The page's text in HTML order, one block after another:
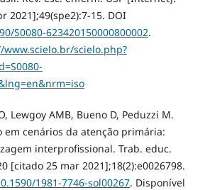
2021];49(spe2):7-15. DOI
S0080-623420150000800002.
scielo.php?
Lewgoy AMB, Bueno D, Peduzzi M.
em cenários da atenção primária:
interprofissional. Trab. educ.
[citado 25 mar 2021];18(2):e0026798.
1981-7746-sol00267. Disponível